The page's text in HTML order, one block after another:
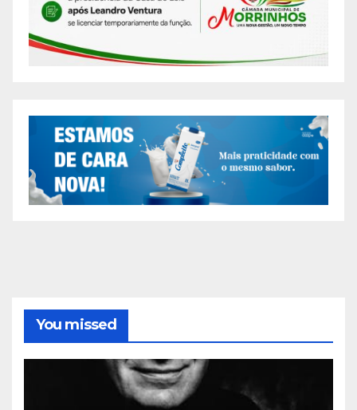
You missed